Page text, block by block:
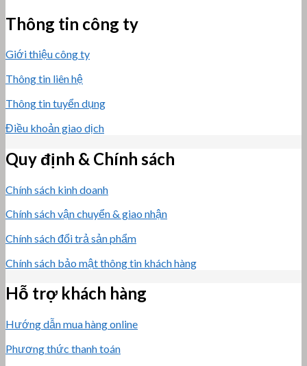
Thông tin công ty
Giới thiệu công ty
Thông tin liên hệ
Thông tin tuyển dụng
Điều khoản giao dịch
Quy định & Chính sách
Chính sách kinh doanh
Chính sách vận chuyển & giao nhận
Chính sách đổi trả sản phẩm
Chính sách bảo mật thông tin khách hàng
Hỗ trợ khách hàng
Hướng dẫn mua hàng online
Phương thức thanh toán